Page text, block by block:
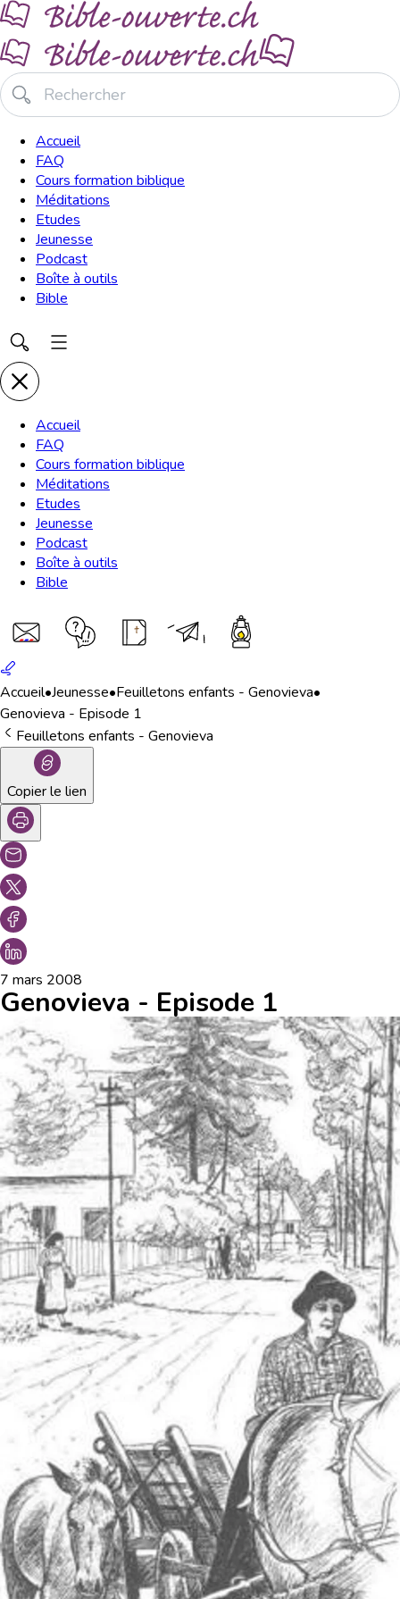
Accueil
FAQ
Cours formation biblique
Méditations
Etudes
Jeunesse
Podcast
Boîte à outils
Bible
Accueil
FAQ
Cours formation biblique
Méditations
Etudes
Jeunesse
Podcast
Boîte à outils
Bible
Accueil•Jeunesse•Feuilletons enfants - Genovieva•
Genovieva - Episode 1
Feuilletons enfants - Genovieva
Copier le lien
7 mars 2008
Genovieva - Episode 1